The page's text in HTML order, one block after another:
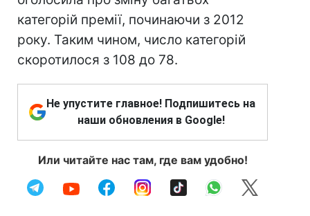
категорій премії, починаючи з 2012
року. Таким чином, число категорій
скоротилося з 108 до 78.
Не упустите главное! Подпишитесь на
наши обновления в Google!
Или читайте нас там, где вам удобно!